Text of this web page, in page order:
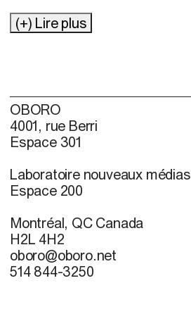
(+) Lire plus
OBORO
4001, rue Berri
Espace 301
Laboratoire nouveaux médias
Espace 200
Montréal, QC Canada
H2L 4H2
oboro@oboro.net
514 844-3250